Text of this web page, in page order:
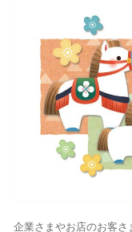
企業さまやお店のお客